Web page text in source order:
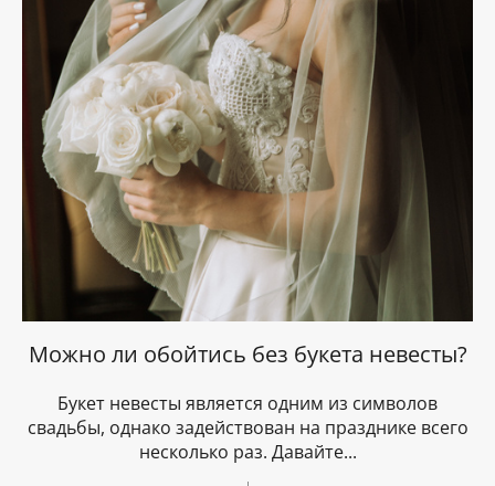
Можно ли обойтись без букета невесты?
Букет невесты является одним из символов
свадьбы, однако задействован на празднике всего
несколько раз. Давайте...